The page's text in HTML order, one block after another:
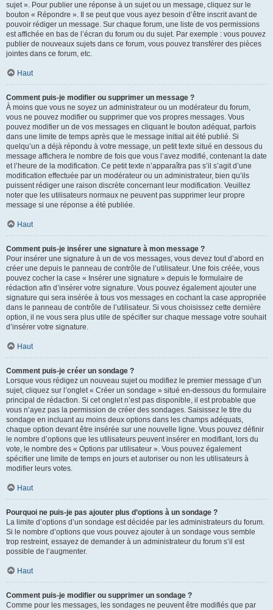
sujet ». Pour publier une réponse à un sujet ou un message, cliquez sur le
bouton « Répondre ». Il se peut que vous ayez besoin d’être inscrit avant de
pouvoir rédiger un message. Sur chaque forum, une liste de vos permissions
est affichée en bas de l’écran du forum ou du sujet. Par exemple : vous pouvez
publier de nouveaux sujets dans ce forum, vous pouvez transférer des pièces
jointes dans ce forum, etc.
Haut
Comment puis-je modifier ou supprimer un message ?
À moins que vous ne soyez un administrateur ou un modérateur du forum,
vous ne pouvez modifier ou supprimer que vos propres messages. Vous
pouvez modifier un de vos messages en cliquant le bouton adéquat, parfois
dans une limite de temps après que le message initial ait été publié. Si
quelqu’un a déjà répondu à votre message, un petit texte situé en dessous du
message affichera le nombre de fois que vous l’avez modifié, contenant la date
et l’heure de la modification. Ce petit texte n’apparaîtra pas s’il s’agit d’une
modification effectuée par un modérateur ou un administrateur, bien qu’ils
puissent rédiger une raison discrète concernant leur modification. Veuillez
noter que les utilisateurs normaux ne peuvent pas supprimer leur propre
message si une réponse a été publiée.
Haut
Comment puis-je insérer une signature à mon message ?
Pour insérer une signature à un de vos messages, vous devez tout d’abord en
créer une depuis le panneau de contrôle de l’utilisateur. Une fois créée, vous
pouvez cocher la case « Insérer une signature » depuis le formulaire de
rédaction afin d’insérer votre signature. Vous pouvez également ajouter une
signature qui sera insérée à tous vos messages en cochant la case appropriée
dans le panneau de contrôle de l’utilisateur. Si vous choisissez cette dernière
option, il ne vous sera plus utile de spécifier sur chaque message votre souhait
d’insérer votre signature.
Haut
Comment puis-je créer un sondage ?
Lorsque vous rédigez un nouveau sujet ou modifiez le premier message d’un
sujet, cliquez sur l’onglet « Créer un sondage » situé en-dessous du formulaire
principal de rédaction. Si cet onglet n’est pas disponible, il est probable que
vous n’ayez pas la permission de créer des sondages. Saisissez le titre du
sondage en incluant au moins deux options dans les champs adéquats,
chaque option devant être insérée sur une nouvelle ligne. Vous pouvez définir
le nombre d’options que les utilisateurs peuvent insérer en modifiant, lors du
vote, le nombre des « Options par utilisateur ». Vous pouvez également
spécifier une limite de temps en jours et autoriser ou non les utilisateurs à
modifier leurs votes.
Haut
Pourquoi ne puis-je pas ajouter plus d’options à un sondage ?
La limite d’options d’un sondage est décidée par les administrateurs du forum.
Si le nombre d’options que vous pouvez ajouter à un sondage vous semble
trop restreint, essayez de demander à un administrateur du forum s’il est
possible de l’augmenter.
Haut
Comment puis-je modifier ou supprimer un sondage ?
Comme pour les messages, les sondages ne peuvent être modifiés que par